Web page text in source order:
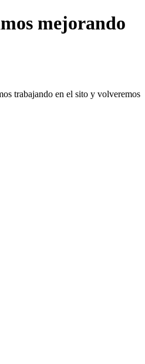
mejorando
trabajando en el sito y volveremos